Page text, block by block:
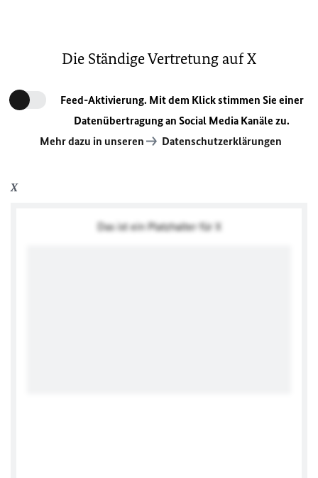
Die Ständige Vertretung auf X
Feed-Aktivierung. Mit dem Klick stimmen Sie einer
Datenübertragung an Social Media Kanäle zu.
Mehr dazu in unseren
Datenschutzerklärungen
X
Das ist ein Platzhalter für X